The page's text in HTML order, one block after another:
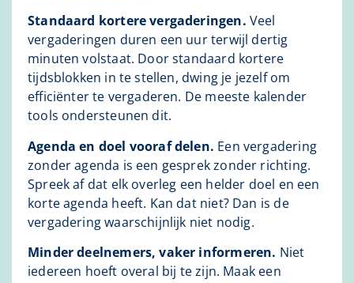
Standaard kortere vergaderingen. Veel
vergaderingen duren een uur terwijl dertig
minuten volstaat. Door standaard kortere
tijdsblokken in te stellen, dwing je jezelf om
efficiënter te vergaderen. De meeste kalender
tools ondersteunen dit.
Agenda en doel vooraf delen. Een vergadering
zonder agenda is een gesprek zonder richting.
Spreek af dat elk overleg een helder doel en een
korte agenda heeft. Kan dat niet? Dan is de
vergadering waarschijnlijk niet nodig.
Minder deelnemers, vaker informeren. Niet
iedereen hoeft overal bij te zijn. Maak een